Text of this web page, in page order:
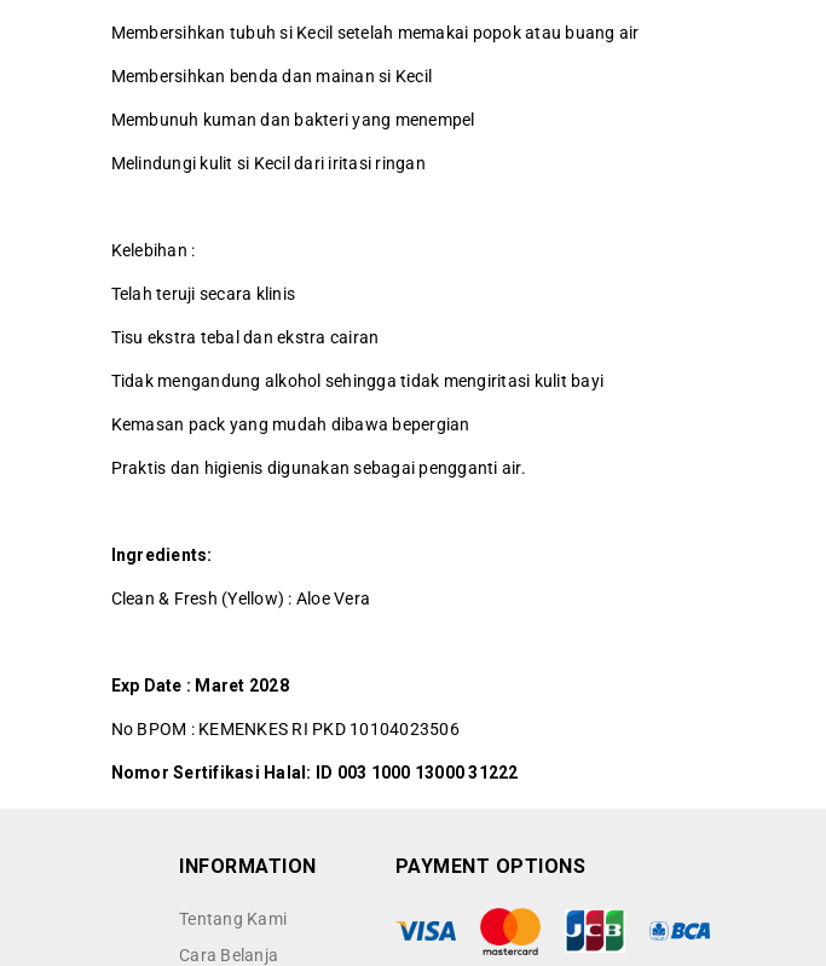
Membersihkan tubuh si Kecil setelah memakai popok atau buang air
Membersihkan benda dan mainan si Kecil
Membunuh kuman dan bakteri yang menempel
Melindungi kulit si Kecil dari iritasi ringan
Kelebihan :
Telah teruji secara klinis
Tisu ekstra tebal dan ekstra cairan
Tidak mengandung alkohol sehingga tidak mengiritasi kulit bayi
Kemasan pack yang mudah dibawa bepergian
Praktis dan higienis digunakan sebagai pengganti air.
Ingredients:
Clean & Fresh (Yellow) : Aloe Vera
Exp Date : Maret 2028
No BPOM : KEMENKES RI PKD 10104023506
Nomor Sertifikasi Halal: ID 003 1000 13000 31222
INFORMATION
Tentang Kami
Cara Belanja
PAYMENT OPTIONS